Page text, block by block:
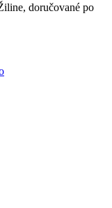
doručované po